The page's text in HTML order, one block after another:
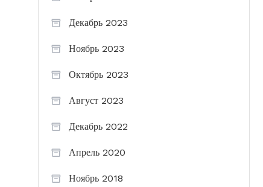
Декабрь 2023
Ноябрь 2023
Октябрь 2023
Август 2023
Декабрь 2022
Апрель 2020
Ноябрь 2018